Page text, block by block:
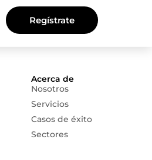
Regístrate
Acerca de
Nosotros
Servicios
Casos de éxito
Sectores